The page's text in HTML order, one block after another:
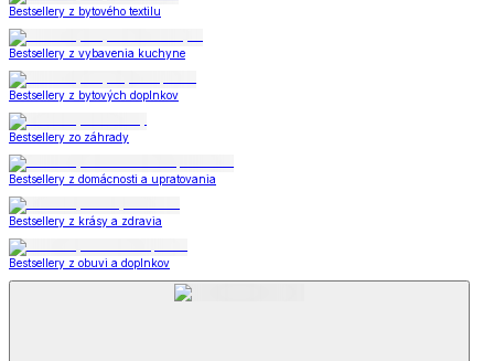
Bestsellery z bytového textilu
Bestsellery z vybavenia kuchyne
Bestsellery z bytových doplnkov
Bestsellery zo záhrady
Bestsellery z domácnosti a upratovania
Bestsellery z krásy a zdravia
Bestsellery z obuvi a doplnkov